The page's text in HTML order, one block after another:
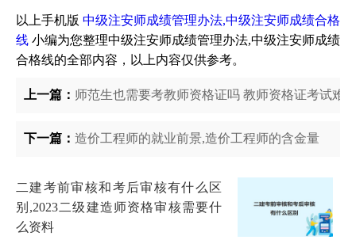
以上手机版 中级注安师成绩管理办法,中级注安师成绩合格
线 小编为您整理中级注安师成绩管理办法,中级注安师成绩
合格线的全部内容，以上内容仅供参考。
上一篇： 师范生也需要考教师资格证吗 教师资格证考试难
下一篇： 造价工程师的就业前景,造价工程师的含金量
二建考前审核和考后审核有什么区
别,2023二级建造师资格审核需要什
么资料